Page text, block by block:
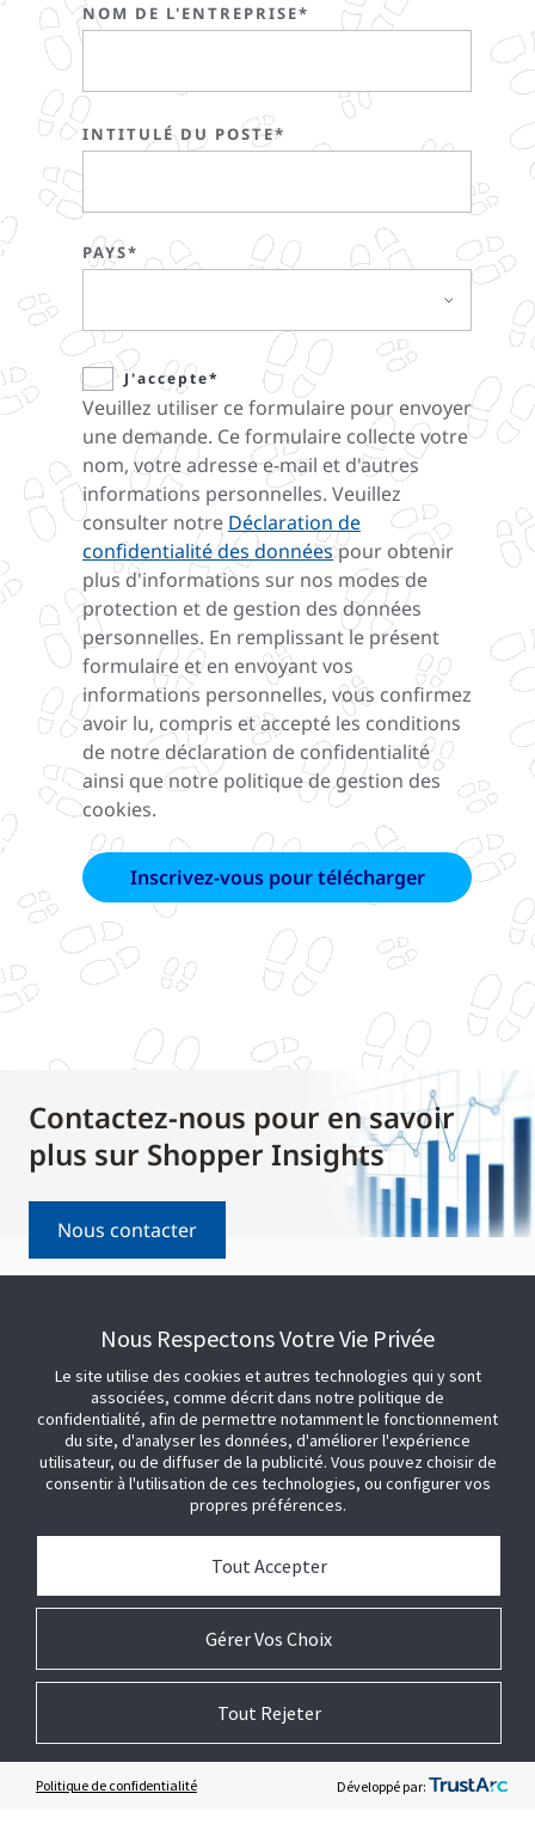
NOM DE L'ENTREPRISE*
INTITULÉ DU POSTE*
PAYS*
J'accepte*
Veuillez utiliser ce formulaire pour envoyer
une demande. Ce formulaire collecte votre
nom, votre adresse e-mail et d'autres
informations personnelles. Veuillez
consulter notre Déclaration de
confidentialité des donnéespour obtenir
plus d'informations sur nos modes de
protection et de gestion des données
personnelles. En remplissant le présent
formulaire et en envoyant vos
informations personnelles, vous confirmez
avoir lu, compris et accepté les conditions
de notre déclaration de confidentialité
ainsi que notre politique de gestion des
cookies.
Contactez-nous pour en savoir
plus sur Shopper Insights
Nous contacter
CONNEXION
+ 33 (01) 55 12 10 00
Nous contacter
Nous Respectons Votre Vie Privée
Le site utilise des cookies et autres technologies qui y sont
associées, comme décrit dans notre politique de
confidentialité, afin de permettre notamment le fonctionnement
du site, d'analyser les données, d'améliorer l'expérience
utilisateur, ou de diffuser de la publicité. Vous pouvez choisir de
consentir à l'utilisation de ces technologies, ou configurer vos
propres préférences.
Gérer Vos Choix
Tout Accepter
Tout Rejeter
Politique de confidentialité Développé par: